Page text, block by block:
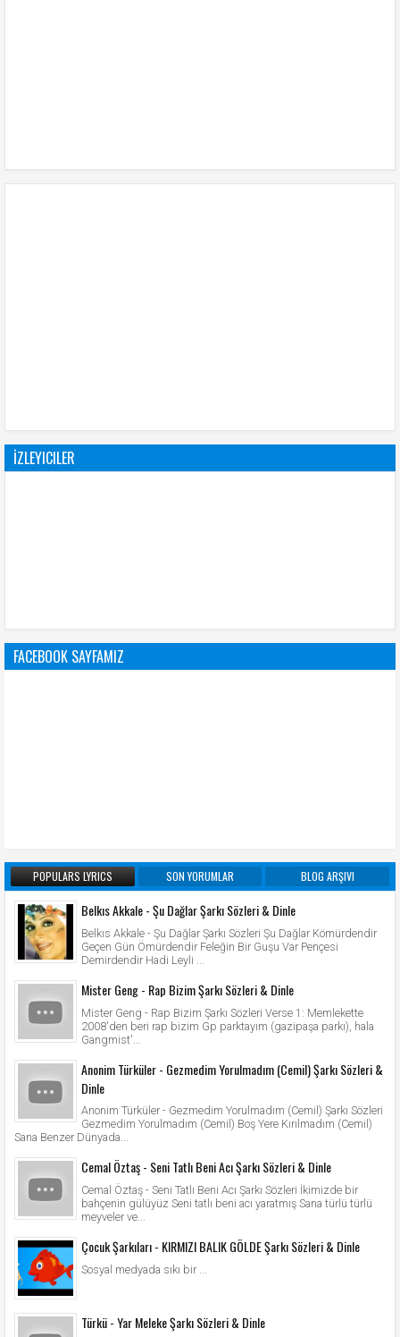
İZLEYICILER
FACEBOOK SAYFAMIZ
POPULARS LYRICS SON YORUMLAR BLOG ARŞIVI
Belkıs Akkale - Şu Dağlar Şarkı Sözleri & Dinle
Belkıs Akkale - Şu Dağlar Şarkı Sözleri Şu Dağlar Kömürdendir
Geçen Gün Ömürdendir Feleğin Bir Guşu Var Pençesi
Demirdendir Hadi Leyli ...
Mister Geng - Rap Bizim Şarkı Sözleri & Dinle
Mister Geng - Rap Bizim Şarkı Sözleri Verse 1: Memlekette
2008'den beri rap bizim Gp parktayım (gazipaşa parkı), hala
Gangmist'...
Anonim Türküler - Gezmedim Yorulmadım (Cemil) Şarkı Sözleri &
Dinle
Anonim Türküler - Gezmedim Yorulmadım (Cemil) Şarkı Sözleri
Gezmedim Yorulmadım (Cemil) Boş Yere Kırılmadım (Cemil)
Sana Benzer Dünyada...
Cemal Öztaş - Seni Tatlı Beni Acı Şarkı Sözleri & Dinle
Cemal Öztaş - Seni Tatlı Beni Acı Şarkı Sözleri İkimizde bir
bahçenin gülüyüz Seni tatlı beni acı yaratmış Sana türlü türlü
meyveler ve...
Çocuk Şarkıları - KIRMIZI BALIK GÖLDE Şarkı Sözleri & Dinle
Sosyal medyada sıkı bir ...
Türkü - Yar Meleke Şarkı Sözleri & Dinle